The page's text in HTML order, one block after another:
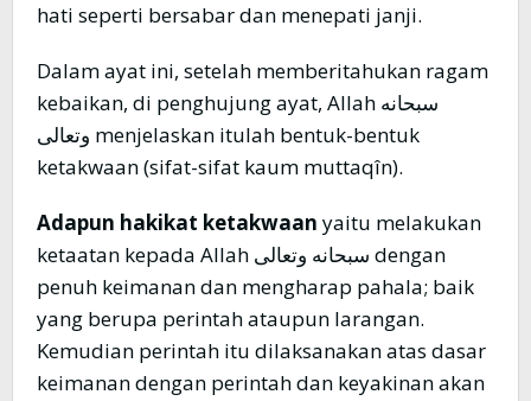
hati seperti bersabar dan menepati janji.
Dalam ayat ini, setelah memberitahukan ragam
kebaikan, di penghujung ayat, Allah سبحانه
وتعالى menjelaskan itulah bentuk-bentuk
ketakwaan (sifat-sifat kaum muttaqîn).
Adapun hakikat ketakwaan yaitu melakukan
ketaatan kepada Allah سبحانه وتعالى dengan
penuh keimanan dan mengharap pahala; baik
yang berupa perintah ataupun larangan.
Kemudian perintah itu dilaksanakan atas dasar
keimanan dengan perintah dan keyakinan akan